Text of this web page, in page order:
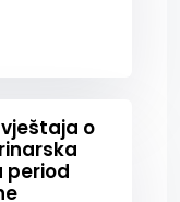
o
period